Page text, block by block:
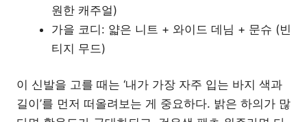
원한 캐주얼)
가을 코디: 얇은 니트 + 와이드 데님 + 문슈 (빈
티지 무드)
이 신발을 고를 때는 ‘내가 가장 자주 입는 바지 색과
길이’를 먼저 떠올려보는 게 중요하다. 밝은 하의가 많